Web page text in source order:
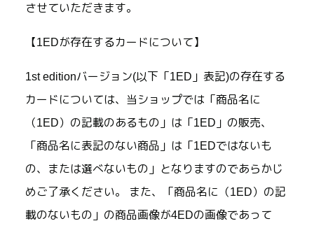
させていただきます。
【1EDが存在するカードについて】
1st editionバージョン(以下「1ED」表記)の存在する
カードについては、当ショップでは「商品名に
（1ED）の記載のあるもの」は「1ED」の販売、
「商品名に表記のない商品」は「1EDではないも
の、または選べないもの」となりますのであらかじ
めご了承ください。 また、「商品名に（1ED）の記
載のないもの」の商品画像が4EDの画像であって